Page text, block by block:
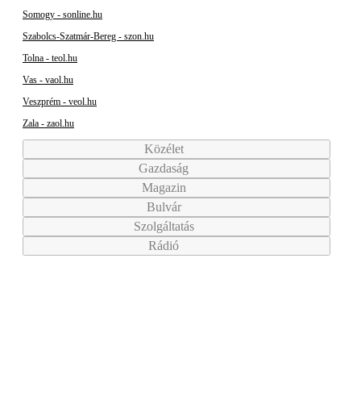
Somogy - sonline.hu
Szabolcs-Szatmár-Bereg - szon.hu
Tolna - teol.hu
Vas - vaol.hu
Veszprém - veol.hu
Zala - zaol.hu
Közélet
Gazdaság
Magazin
Bulvár
Szolgáltatás
Rádió